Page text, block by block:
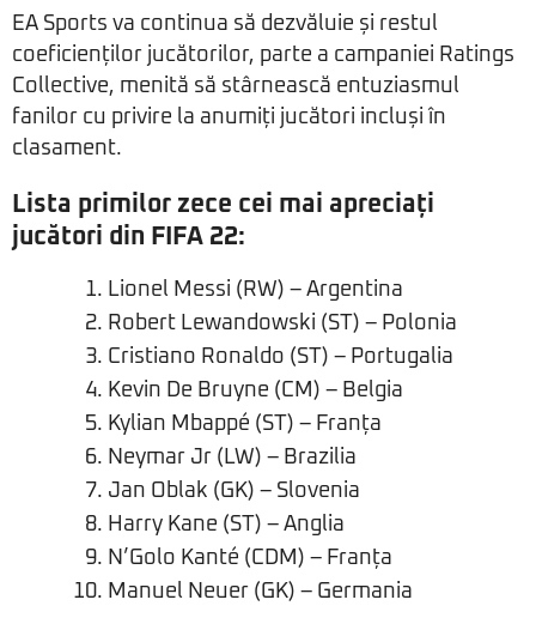
EA Sports va continua să dezvăluie și restul
coeficienților jucătorilor, parte a campaniei Ratings
Collective, menită să stârnească entuziasmul
fanilor cu privire la anumiți jucători incluși în
clasament.
Lista primilor zece cei mai apreciați
jucători din FIFA 22:
Lionel Messi (RW) – Argentina
Robert Lewandowski (ST) – Polonia
Cristiano Ronaldo (ST) – Portugalia
Kevin De Bruyne (CM) – Belgia
Kylian Mbappé (ST) – Franța
Neymar Jr (LW) – Brazilia
Jan Oblak (GK) – Slovenia
Harry Kane (ST) – Anglia
N’Golo Kanté (CDM) – Franța
Manuel Neuer (GK) – Germania